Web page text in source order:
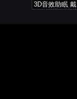
3D音效助眠 戴